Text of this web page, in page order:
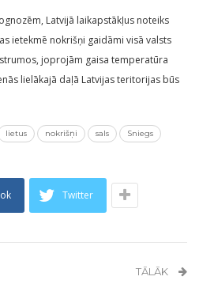
Latvijā laikapstākļus noteiks
ietekmē nokrišņi gaidāmi visā valsts
joprojām gaisa temperatūra
lielākajā daļā Latvijas teritorijas būs
lietus nokrišņi sals
Sniegs
Twitter
TĀLĀK